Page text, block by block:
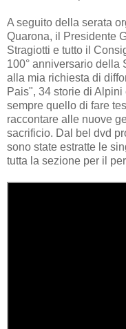
A seguito della serata
Quarona, il Presidente
Stragiotti e tutto il
100° anniversario della
alla mia richiesta di
Pais", 34 storie di
sempre quello di fare
raccontare alle nuove
sacrificio. Dal bel dvd
sono state estratte le
tutta la sezione per il